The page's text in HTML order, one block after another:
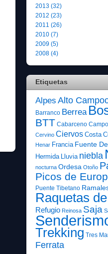
2013 (32)
2012 (23)
2011 (26)
2010 (7)
2009 (5)
2008 (4)
Etiquetas
Alpes Alto
Barranco Berrea
BTT Cabarceno
Cervino Ciervos Costa
Henar Francia Fuente De
Hermida Lluvia niebla
nocturna Ordesa Otoño
Picos de
Puente Tibetano
Raquetas
Refugio Reinosa Saja
Trekking Tres
Ferrata